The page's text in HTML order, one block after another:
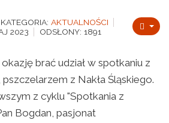
KATEGORIA: AKTUALNOŚCI
2023
ODSŁONY: 1891
brać udział w spotkaniu z
z Nakła Śląskiego.
z cyklu "Spotkania z
Bogdan, pasjonat